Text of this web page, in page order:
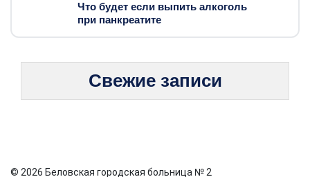
Что будет если выпить алкоголь
при панкреатите
Свежие записи
© 2026 Беловская городская больница № 2